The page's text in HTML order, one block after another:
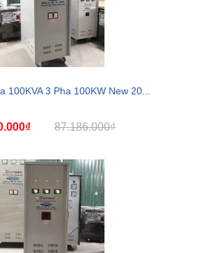
100KVA 3 Pha 100KW New 20...
87.186.000₫